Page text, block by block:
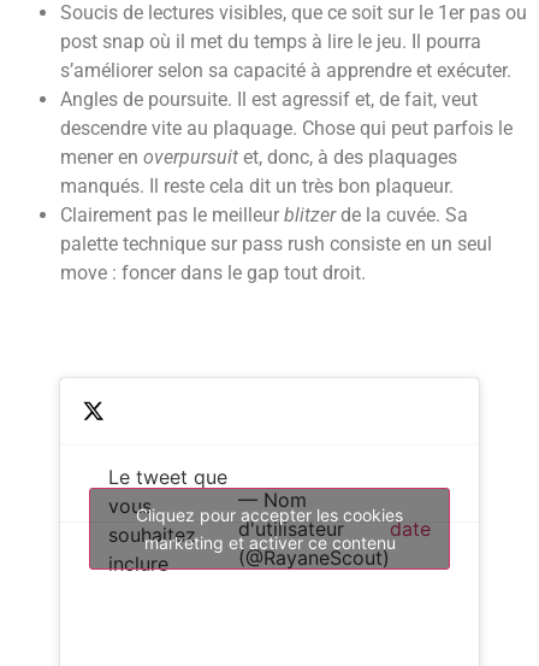
Soucis de lectures visibles, que ce soit sur le 1er pas ou
post snap où il met du temps à lire le jeu. Il pourra
s’améliorer selon sa capacité à apprendre et exécuter.
Angles de poursuite. Il est agressif et, de fait, veut
descendre vite au plaquage. Chose qui peut parfois le
mener en overpursuit et, donc, à des plaquages
manqués. Il reste cela dit un très bon plaqueur.
Clairement pas le meilleur blitzerde la cuvée. Sa
palette technique sur pass rush consiste en un seul
move : foncer dans le gap tout droit.
Le tweet que
vous
souhaitez
inclure
— Nom
d'utilisateur
(@RayaneScout)
date
Cliquez pour accepter les cookies
marketing et activer ce contenu